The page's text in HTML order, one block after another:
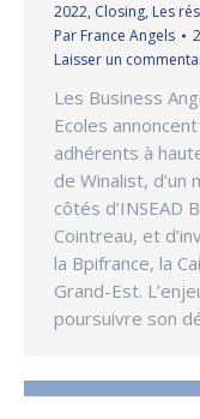
2022, Closing, Les
Par France Angels
Laisser un
Les Business
Ecoles
adhérents à
de Winalist, d’un
côtés d’INSEAD
Cointreau, et
la Bpifrance, la
Grand-Est.
poursuivre son